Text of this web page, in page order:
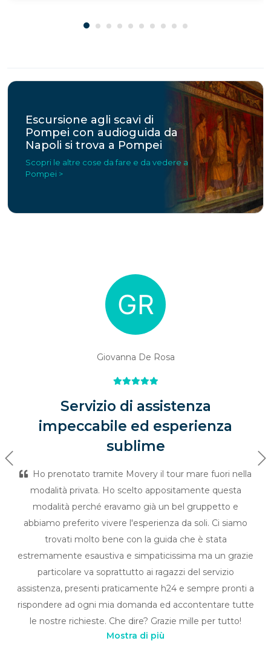
Escursione agli scavi di
Pompei con audioguida da
Napoli si trova a Pompei
Scopri le altre cose da fare e da vedere a
Pompei >
Giovanna De Rosa
Servizio di assistenza
impeccabile ed esperienza
sublime
Ho prenotato tramite Movery il tour mare fuori nella
modalità privata. Ho scelto appositamente questa
modalità perché eravamo già un bel gruppetto e
abbiamo preferito vivere l'esperienza da soli. Ci siamo
trovati molto bene con la guida che è stata
estremamente esaustiva e simpaticissima ma un grazie
particolare va soprattutto ai ragazzi del servizio
assistenza, presenti praticamente h24 e sempre pronti a
rispondere ad ogni mia domanda ed accontentare tutte
le nostre richieste. Che dire? Grazie mille per tutto!
Previous
Mostra di più